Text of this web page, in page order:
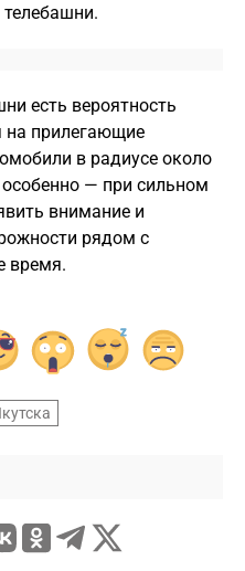
есть вероятность
на прилегающие
в радиусе около
— при сильном
внимание и
рядом с
время.